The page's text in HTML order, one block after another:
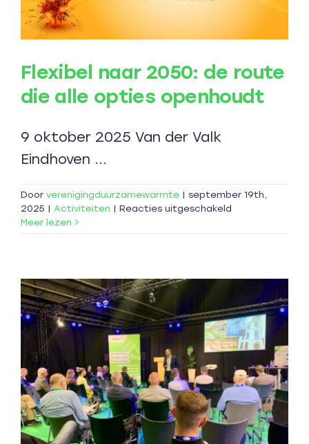
Flexibel naar 2050: de route
die alle opties openhoudt
9 oktober 2025 Van der Valk
Eindhoven ...
Door verenigingduurzamewarmte | september 19th,
2025 | Activiteiten | Reacties uitgeschakeld
route
alle
opties
openhoudt
Meer lezen